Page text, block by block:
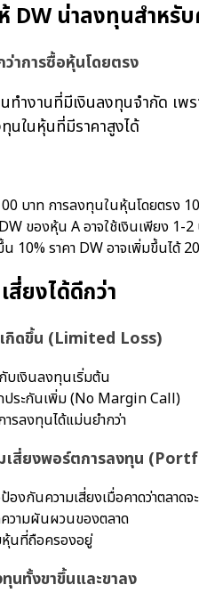
DW น่าลงทุนสำหรั
าการซื้อหุ้นโดยตรง
นทำงานที่มีเงินลงทุนจำกัด เ
นในหุ้นที่มีราคาสูงได้
บาท การลงทุนในหุ้นโดยตรง
ของหุ้น A อาจใช้เงินเพียง
10% ราคา DW อาจเพิ่มขึ้นได้
สี่ยงได้ดีกว่า
กิดขึ้น (Limited Loss)
บเงินลงทุนเริ่มต้น
ประกันเพิ่ม (No Margin Call)
รลงทุนได้แม่นยำกว่า
เสี่ยงพอร์ตการลงทุน
องกันความเสี่ยงเมื่อคาดว่าตลาดจ
วามผันผวนของตลาด
หุ้นที่ถือครองอยู่
นทั้งขาขึ้นและขาลง